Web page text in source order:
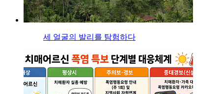
세 얼굴의 발리를 탐험하다